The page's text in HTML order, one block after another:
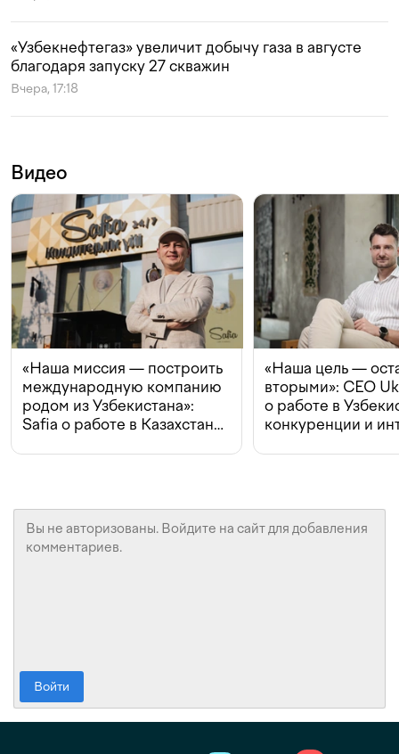
«Узбекнефтегаз» увеличит добычу газа в августе
благодаря запуску 27 скважин
Вчера, 17:18
Видео
«Наша миссия — построить
международную компанию
родом из Узбекистана»:
Safia о работе в Казахстане,
«Наша цель —
вторыми»: CEO
о работе в
конкуренции и
Войти